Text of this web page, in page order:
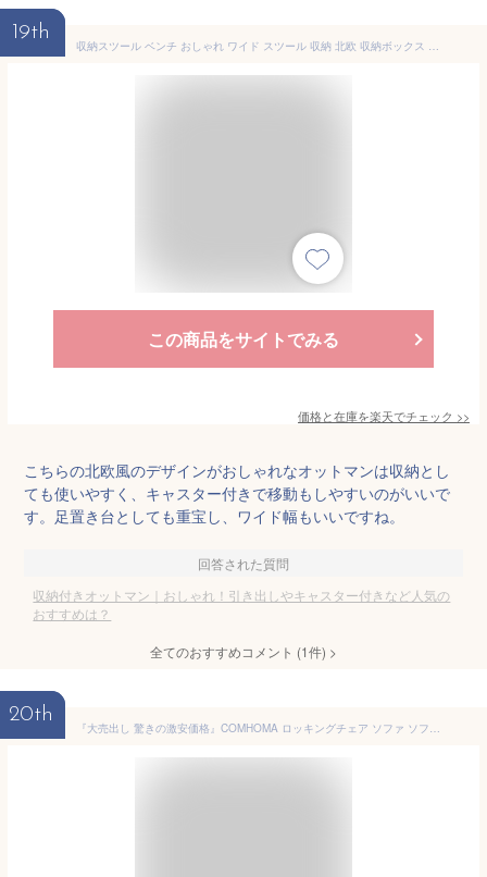
19th
収納スツール ベンチ おしゃれ ワイド スツール 収納 北欧 収納ボックス フタ付き キャスター付き オットマン ボックススツール 足置き台 クッション
この商品をサイトでみる
価格と在庫を楽天でチェック >>
こちらの北欧風のデザインがおしゃれなオットマンは収納とし
ても使いやすく、キャスター付きで移動もしやすいのがいいで
す。足置き台としても重宝し、ワイド幅もいいですね。
回答された質問
収納付きオットマン｜おしゃれ！引き出しやキャスター付きなど人気の
おすすめは？
全てのおすすめコメント (1件) >
20th
『大売出し 驚きの激安価格』COMHOMA ロッキングチェア ソファ ソファー 一人用 1人掛け パーソナルチェア リクライニングチェア スツール付き オットマン付き チェア 椅子 イス 座椅子 肘掛け リラックスチェア リクライニングソファ リラックス おしゃれ ラウンジチェア